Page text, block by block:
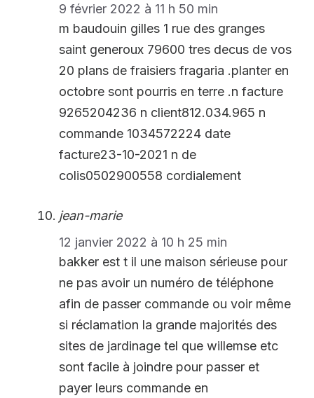
9 février 2022 à 11 h 50 min
m baudouin gilles 1 rue des granges
saint generoux 79600 tres decus de vos
20 plans de fraisiers fragaria .planter en
octobre sont pourris en terre .n facture
9265204236 n client812.034.965 n
commande 1034572224 date
facture23-10-2021 n de
colis0502900558 cordialement
jean-marie
12 janvier 2022 à 10 h 25 min
bakker est t il une maison sérieuse pour
ne pas avoir un numéro de téléphone
afin de passer commande ou voir même
si réclamation la grande majorités des
sites de jardinage tel que willemse etc
sont facile à joindre pour passer et
payer leurs commande en